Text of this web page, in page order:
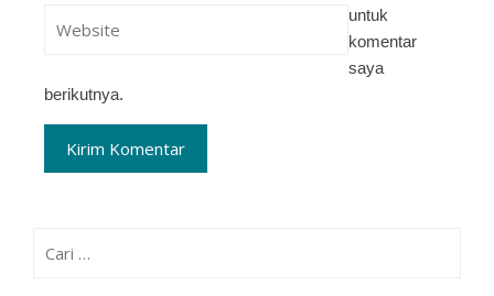
untuk
komentar
saya
berikutnya.
untuk: